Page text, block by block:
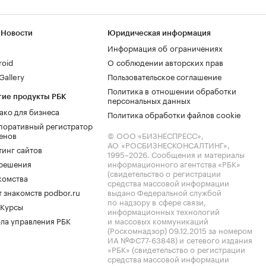
продукты РБК
для бизнеса
регистратор
сайтов
знакомств podbor.ru
управления РБК
Юридическая информация
Информация об ограничениях
О соблюдении авторских прав
Пользовательское соглашение
Политика в отношении обработки
персональных данных
Политика обработки файлов cookie
© ООО «БИЗНЕСПРЕСС»,
АО «РОСБИЗНЕСКОНСАЛТИНГ»,
1995–2026. Сообщения и материалы
информационного агентства «РБК»
(свидетельство о регистрации
средства массовой информации
выдано Федеральной службой
по надзору в сфере связи,
информационных технологий
и массовых коммуникаций
(Роскомнадзор) 09.12.2015 за номером
ИА №ФС77-63848) и сетевого издания
«РБК» (свидетельство о регистрации
средства массовой информации